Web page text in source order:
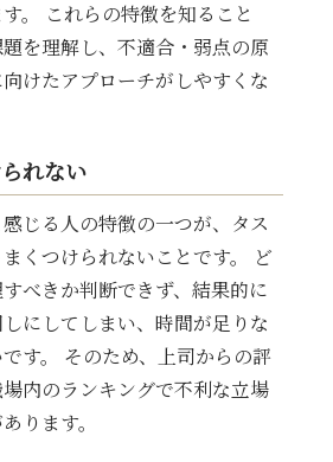
。 これらの特徴を知ること
を理解し、不適合・弱点の原
けたアプローチがしやすくな
られない
じる人の特徴の一つが、タス
くつけられないことです。 ど
べきか判断できず、結果的に
にしてしまい、時間が足りな
す。 そのため、上司からの評
内のランキングで不利な立場
ります。